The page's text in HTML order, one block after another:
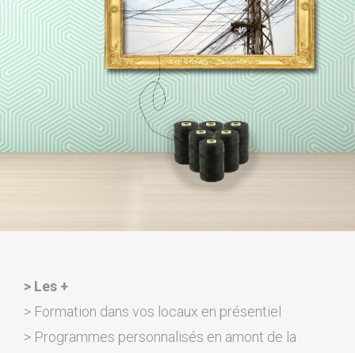
> Les +
> Formation dans vos locaux en présentiel
> Programmes personnalisés en amont de la